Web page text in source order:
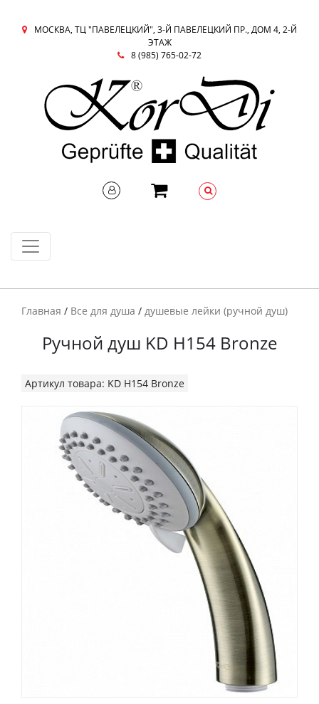
МОСКВА, ТЦ "ПАВЕЛЕЦКИЙ", 3-Й ПАВЕЛЕЦКИЙ ПР., ДОМ 4, 2-Й
ЭТАЖ
8 (985) 765-02-72
Главная / Все для душа / душевые лейки (ручной душ)
Ручной душ KD H154 Bronze
Артикул товара: KD H154 Bronze